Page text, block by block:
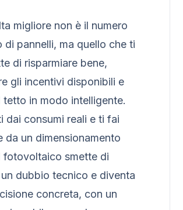
migliore non è il numero
di pannelli, ma quello che ti
di risparmiare bene,
gli incentivi disponibili e
tetto in modo intelligente.
dai consumi reali e ti fai
da un dimensionamento
fotovoltaico smette di
un dubbio tecnico e diventa
concreta, con un